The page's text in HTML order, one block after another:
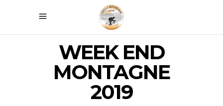
WEEK END
MONTAGNE
2019